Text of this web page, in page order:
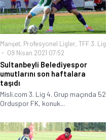
Manşet, Profesyonel Ligler, TFF 3. Lig
09 Nisan 2021 07:52
Sultanbeyli Belediyespor
umutlarını son haftalara
taşıdı
Misli.com 3. Lig 4. Grup maçında 52
Orduspor FK, konuk...